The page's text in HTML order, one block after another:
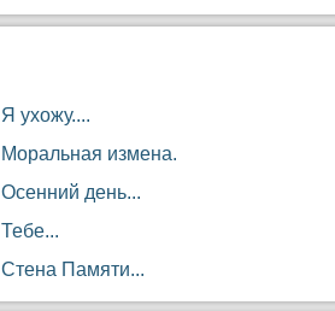
Я ухожу....
Моральная измена.
Осенний день...
Тебе...
Стена Памяти...